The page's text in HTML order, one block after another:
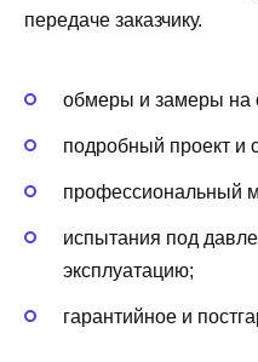
передаче заказчику.
обмеры и замеры на
подробный проект и
профессиональный
испытания под
эксплуатацию;
гарантийное и